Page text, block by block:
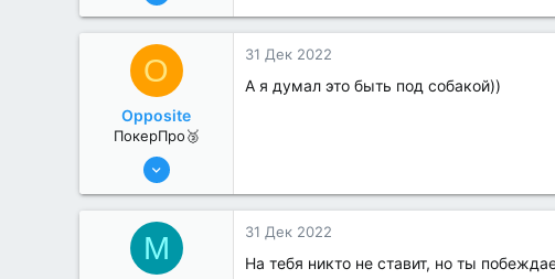
0
O
Opposite
ПокерПро🥉
25 Июл 2022
2
31 Дек 2022
А я думал это быть под собакой))
M 31 Дек 2022
На тебя никто не ставит, но ты